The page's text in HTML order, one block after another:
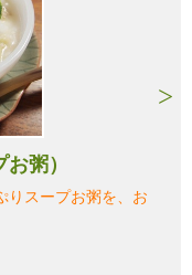
粥）
りスープお粥を、お